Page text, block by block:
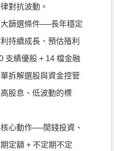
對抗波動。
大篩選條件──長年穩定
持續成長、預估殖利
支績優股 + 14 檔金融
拆解選股與資金控管
股息、低波動的標
心動作──閒錢投資、
定額 + 不定期不定